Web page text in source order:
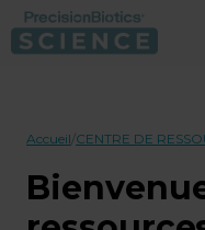
Centre de ressources
Accueil CENTRE DE